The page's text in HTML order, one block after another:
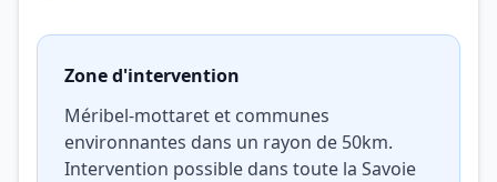
Zone d'intervention
Méribel-mottaret et communes
environnantes dans un rayon de 50km.
Intervention possible dans toute la Savoie